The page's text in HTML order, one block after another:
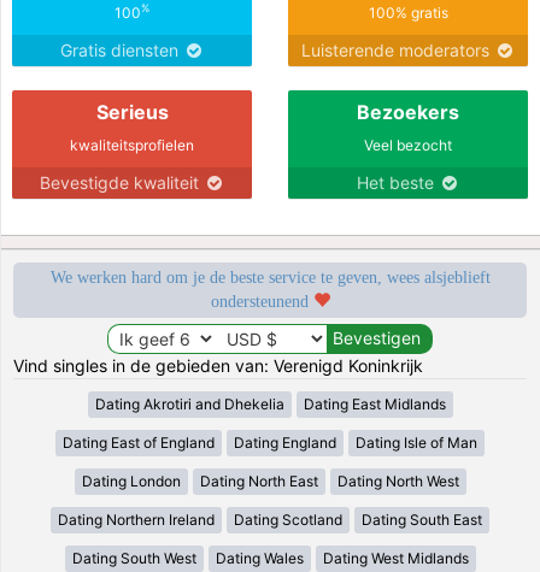
100%
Gratis diensten
100% gratis
Luisterende moderators
Serieus
kwaliteitsprofielen
Bevestigde kwaliteit
Bezoekers
Veel bezocht
Het beste
We werken hard om je de beste service te geven, wees alsjeblieft
ondersteunend
Vind singles in de gebieden van: Verenigd Koninkrijk
Dating Akrotiri and Dhekelia Dating East Midlands
Dating East of England Dating England Dating Isle of Man
Dating London Dating North East Dating North West
Dating Northern Ireland Dating Scotland Dating South East
Dating South West Dating Wales Dating West Midlands